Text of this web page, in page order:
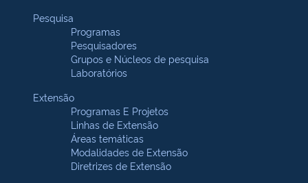
Pesquisa
Programas
Pesquisadores
Grupos e Núcleos de pesquisa
Laboratórios
Extensão
Programas E Projetos
Linhas de Extensão
Áreas temáticas
Modalidades de Extensão
Diretrizes de Extensão